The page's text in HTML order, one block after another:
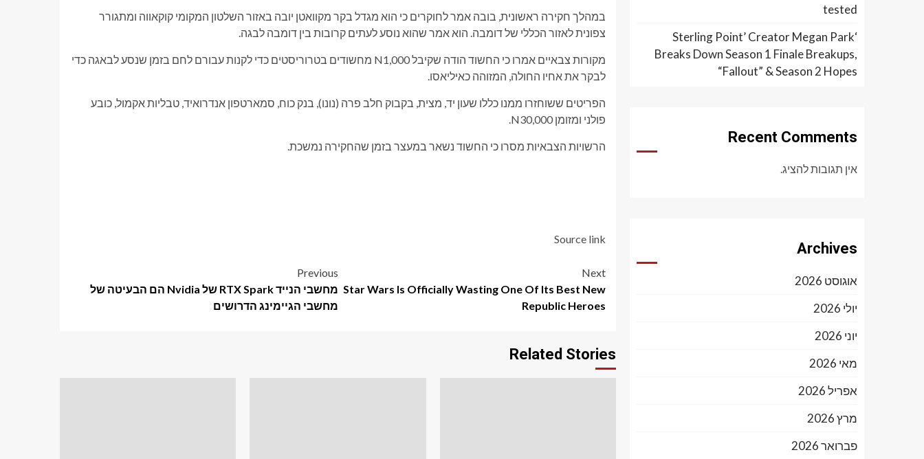
במהלך חקירה ראשונית, בובה אמר לחוקרים כי הוא מגדל בקר מקוואטן יובה באזור השלטון המקומי קוקאווה ומתגורר
צפונית לאזור הכללי של דומבה. הוא אמר שהוא נוסע לעתים קרובות בין דומבה לבגה.
מקורות צבאיים אמרו כי החשוד הודה שקיבל N1,000 מחשודים בטרוריסטים כדי לקנות עבורם לחם בזמן שנסע לבאגה כדי
לבקר את אחיו החולה, המזוהה כאיליאסו.
הפריטים ששוחזרו ממנו כללו שעון יד, מצית, בקבוק חלב פרה (נונו), בנק כוח, סמארטפון אנדרואיד, טבליות אקמול, כובע
פולני ומזומן N30,000.
הרשויות הצבאיות מסרו כי החשוד נשאר במעצר בזמן שהחקירה נמשכת.
Source link
Post
navigation
Previous
מחשבי הנייד RTX Spark של Nvidia הם הבעיטה של ​​
מחשבי הגיימינג הדרושים
Next
Star Wars Is Officially Wasting One Of Its Best New
Republic Heroes
Related Stories
tested
‘Sterling Point’ Creator Megan Park
Breaks Down Season 1 Finale Breakups,
“Fallout” & Season 2 Hopes
Recent Comments
אין תגובות להציג.
Archives
אוגוסט 2026
יולי 2026
יוני 2026
מאי 2026
אפריל 2026
מרץ 2026
פברואר 2026